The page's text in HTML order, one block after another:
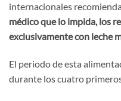
internacionales
médico que lo impida, los
exclusivamente con leche
El periodo de esta
durante los cuatro